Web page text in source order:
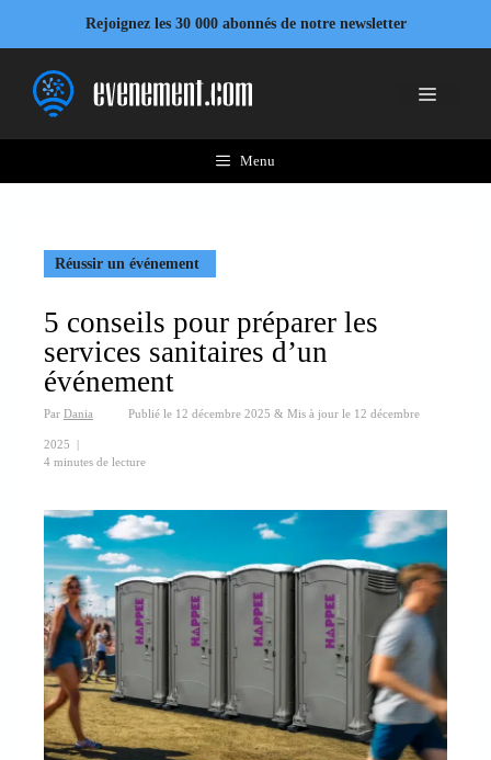
contenu
Rejoignez les 30 000 abonnés de notre newsletter
Menu
Menu
Réussir un événement
5 conseils pour préparer les
services sanitaires d’un
événement
Par Dania Publié le 12 décembre 2025 & Mis à jour le 12 décembre
2025 |
4 minutes de lecture